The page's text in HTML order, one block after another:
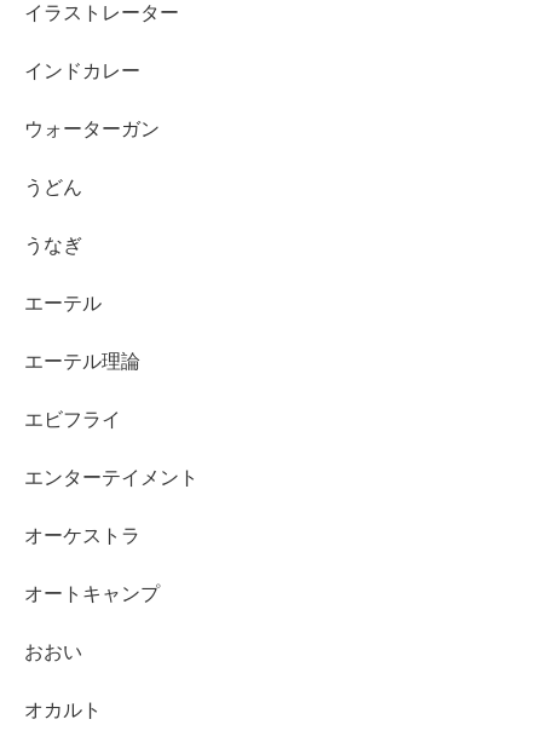
イラストレーター
インドカレー
ウォーターガン
うどん
うなぎ
エーテル
エーテル理論
エビフライ
エンターテイメント
オーケストラ
オートキャンプ
おおい
オカルト